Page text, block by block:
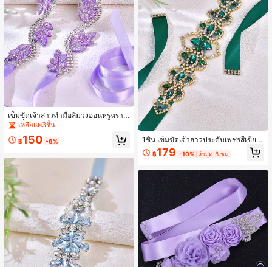
เข็มขัดเจ้าสาวทำมือสีม่วงอ่อนหรูหราใ
หม่เอี่ยม เข้ากับชุดผู้หญิง งานแต่งงาน
และอุปกรณ์เสริมงานแต่งงานอื่นๆ เหมา
ะสำหรับงานแต่งงาน งานเลี้ยงเพื่อนเจ้า
เหลือแค่3ชิ้น
฿150 -6%
1ชิ้น เข็มขัดเจ้าสาวประดับเพชรสีเขียวเ
ข้ม, ตกแต่งเอวชุดทางการ, เข็มขัดแต่ง
งานทำด้วยมือ, เสริมเส้นเอวและรูปร่าง
฿179 -10% ล่าสุด 8 ชม